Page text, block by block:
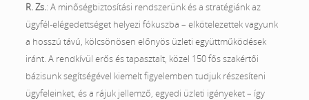
R. Zs.: A minőségbiztosítási rendszerünk és a stratégiánk az
ügyfél-elégedettséget helyezi fókuszba – elkötelezettek vagyunk
a hosszú távú, kölcsönösen előnyös üzleti együttműködések
iránt. A rendkívül erős és tapasztalt, közel 150 fős szakértői
bázisunk segítségével kiemelt figyelemben tudjuk részesíteni
ügyfeleinket, és a rájuk jellemző, egyedi üzleti igényeket – így